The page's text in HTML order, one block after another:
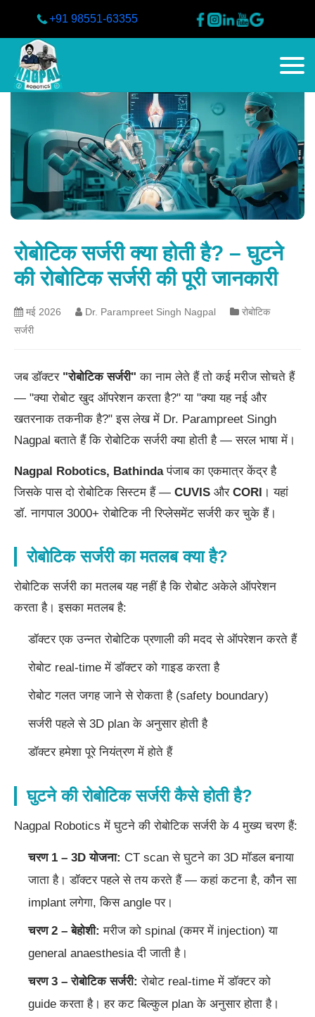
+91 98551-63355
रोबोटिक सर्जरी क्या होती है? – घुटने
की रोबोटिक सर्जरी की पूरी जानकारी
मई 2026 Dr. Parampreet Singh Nagpal
रोबोटिक
सर्जरी
जब डॉक्टर "रोबोटिक सर्जरी" का नाम लेते हैं तो कई मरीज सोचते हैं
— "क्या रोबोट खुद ऑपरेशन करता है?" या "क्या यह नई और
खतरनाक तकनीक है?" इस लेख में Dr. Parampreet Singh
Nagpal बताते हैं कि रोबोटिक सर्जरी क्या होती है — सरल भाषा में।
Nagpal Robotics, Bathindaपंजाब का एकमात्र केंद्र है
जिसके पास दो रोबोटिक सिस्टम हैं — CUVIS और CORI । यहां
डॉ. नागपाल 3000+ रोबोटिक नी रिप्लेसमेंट सर्जरी कर चुके हैं।
रोबोटिक सर्जरी का मतलब क्या है?
रोबोटिक सर्जरी का मतलब यह नहीं है कि रोबोट अकेले ऑपरेशन
करता है। इसका मतलब है:
डॉक्टर एक उन्नत रोबोटिक प्रणाली की मदद से ऑपरेशन करते हैं
रोबोट real-time में डॉक्टर को गाइड करता है
रोबोट गलत जगह जाने से रोकता है (safety boundary)
सर्जरी पहले से 3D plan के अनुसार होती है
डॉक्टर हमेशा पूरे नियंत्रण में होते हैं
घुटने की रोबोटिक सर्जरी कैसे होती है?
Nagpal Robotics में घुटने की रोबोटिक सर्जरी के 4 मुख्य चरण हैं:
चरण 1 – 3D योजना: CT scan से घुटने का 3D मॉडल बनाया
जाता है। डॉक्टर पहले से तय करते हैं — कहां कटना है, कौन सा
implant लगेगा, किस angle पर।
चरण 2 – बेहोशी: मरीज को spinal (कमर में injection) या
general anaesthesia दी जाती है।
चरण 3 – रोबोटिक सर्जरी: रोबोट real-time में डॉक्टर को
guide करता है। हर कट बिल्कुल plan के अनुसार होता है।